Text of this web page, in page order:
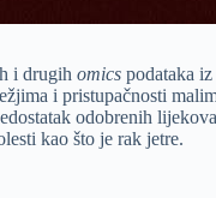
i drugih omics podataka
i pristupačnosti
odobrenih
kao što je rak jetre.